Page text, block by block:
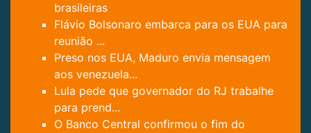
brasileiras
Flávio Bolsonaro embarca para os EUA para
reunião ...
Preso nos EUA, Maduro envia mensagem
aos venezuela...
Lula pede que governador do RJ trabalhe
para prend...
O Banco Central confirmou o fim do